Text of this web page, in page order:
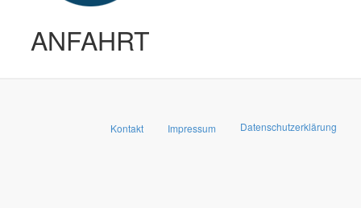
ANFAHRT
Datenschutzerklärung
Impressum
Kontakt